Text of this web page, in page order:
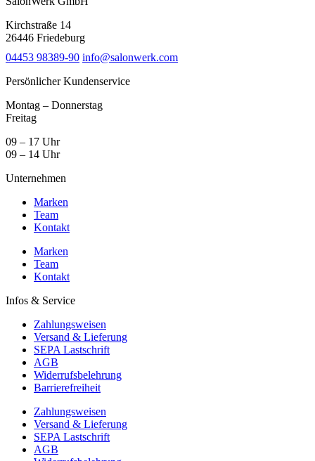
Kirchstraße 14
26446 Friedeburg
04453 98389-90 info@salonwerk.com
Persönlicher Kundenservice
Montag – Donnerstag
Freitag
09 – 17 Uhr
09 – 14 Uhr
Unternehmen
Marken
Team
Kontakt
Marken
Team
Kontakt
Infos & Service
Zahlungsweisen
Versand & Lieferung
SEPA Lastschrift
AGB
Widerrufsbelehrung
Barrierefreiheit
Zahlungsweisen
Versand & Lieferung
SEPA Lastschrift
AGB